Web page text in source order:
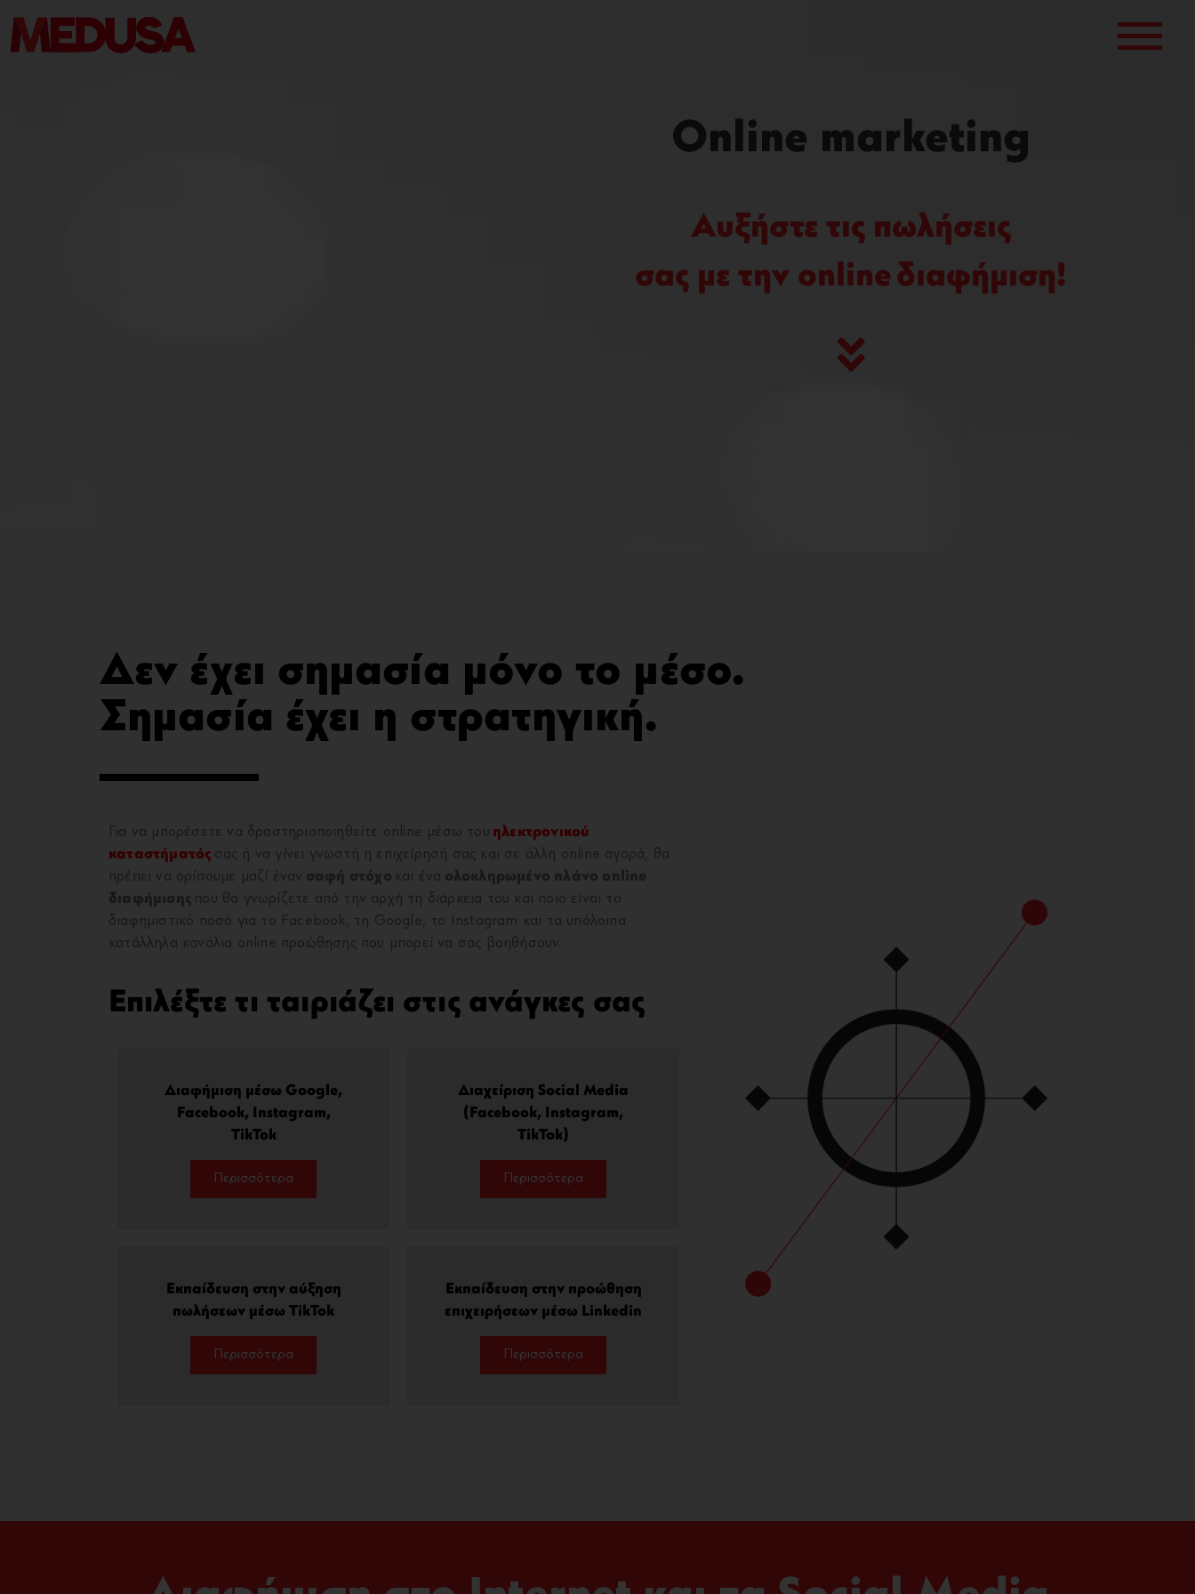
Online marketing
Αυξήστε τις πωλήσεις
σας με την online διαφήμιση!
Δεν έχει σημασία μόνο το μέσο.
Σημασία έχει η στρατηγική.
Για να μπορέσετε να δραστηριοποιηθείτε online μέσω του ηλεκτρονικού
καταστήματός σας ή να γίνει γνωστή η επιχείρησή σας και σε άλλη online αγορά, θα
πρέπει να ορίσουμε μαζί έναν σαφή στόχο και ένα ολοκληρωμένο πλάνο online
διαφήμισης που θα γνωρίζετε από την αρχή τη διάρκεια του και ποιο είναι το
διαφημιστικό ποσό για το Facebook, τη Google, το Instagram και τα υπόλοιπα
κατάλληλα κανάλια online προώθησης που μπορεί να σας βοηθήσουν.
Επιλέξτε τι ταιριάζει στις ανάγκες σας
Διαφήμιση μέσω Google,
Facebook, Instagram,
TikTok
Περισσότερα
Διαχείριση Social Media
(Facebook, Instagram,
TikTok)
Περισσότερα
Εκπαίδευση στην αύξηση
πωλήσεων μέσω TikTok
Περισσότερα
Εκπαίδευση στην προώθηση
επιχειρήσεων μέσω Linkedin
Περισσότερα